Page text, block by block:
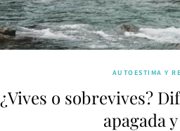
AUTOESTIMA Y
¿Vives o sobrevives?
apagada